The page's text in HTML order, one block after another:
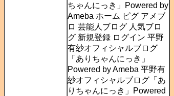
ちゃんにっき」Powered by
Ameba ホーム ピグ アメブ
ロ 芸能人ブログ 人気ブロ
グ 新規登録 ログイン 平野
有紗オフィシャルブログ
「ありちゃんにっき」
Powered by Ameba 平野有
紗オフィシャルブログ「あ
りちゃんにっき」Powered